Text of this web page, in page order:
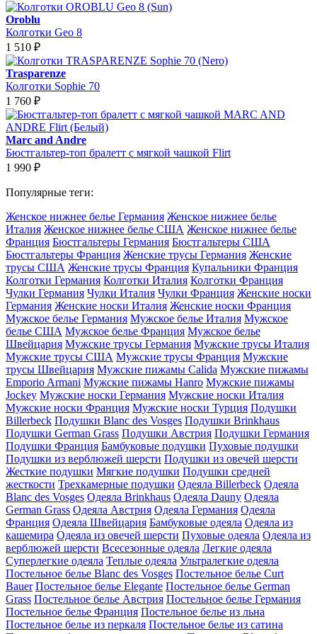
Oroblu
Колготки Geo 8
1 510 ₽
Trasparenze
Колготки Sophie 70
1 760 ₽
Marc and Andre
Бюстгальтер-топ бралетт с мягкой чашкой Flirt
1 990 ₽
Популярные теги:
Женское нижнее белье Германия Женское нижнее белье
Италия Женское нижнее белье США Женское нижнее белье
Франция Бюстгальтеры Германия Бюстгальтеры США
Бюстгальтеры Франция Женские трусы Германия Женские
трусы США Женские трусы Франция Купальники Франция
Колготки Германия Колготки Италия Колготки Франция
Чулки Германия Чулки Италия Чулки Франция Женские носки
Германия Женские носки Италия Женские носки Франция
Мужское белье Германия Мужское белье Италия Мужское
белье США Мужское белье Франция Мужское белье
Швейцария Мужские трусы Германия Мужские трусы Италия
Мужские трусы США Мужские трусы Франция Мужские
трусы Швейцария Мужские пижамы Calida Мужские пижамы
Emporio Armani Мужские пижамы Hanro Мужские пижамы
Jockey Мужские носки Германия Мужские носки Италия
Мужские носки Франция Мужские носки Турция Подушки
Billerbeck Подушки Blanc des Vosges Подушки Brinkhaus
Подушки German Grass Подушки Австрия Подушки Германия
Подушки Франция Бамбуковые подушки Пуховые подушки
Подушки из верблюжей шерсти Подушки из овечей шерсти
Жесткие подушки Мягкие подушки Подушки средней
жесткости Трехкамерные подушки Одеяла Billerbeck Одеяла
Blanc des Vosges Одеяла Brinkhaus Одеяла Dauny Одеяла
German Grass Одеяла Австрия Одеяла Германия Одеяла
Франция Одеяла Швейцария Бамбуковые одеяла Одеяла из
кашемира Одеяла из овечей шерсти Пуховые одеяла Одеяла из
верблюжей шерсти Всесезонные одеяла Легкие одеяла
Суперлегкие одеяла Теплые одеяла Ультралегкие одеяла
Постельное белье Blanc des Vosges Постельное белье Curt
Bauer Постельное белье Elegante Постельное белье German
Grass Постельное белье Австрия Постельное белье Германия
Постельное белье Франция Постельное белье из льна
Постельное белье из перкаля Постельное белье из сатина